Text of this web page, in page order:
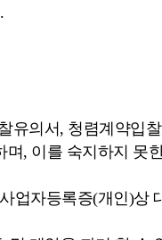
유의서, 청렴계약입
, 이를 숙지하지 못
업자등록증(개인)상